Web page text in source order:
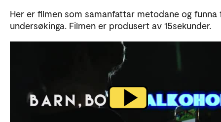
Her er filmen som samanfattar metodane og funna
undersøkinga. Filmen er produsert av 15sekunder.